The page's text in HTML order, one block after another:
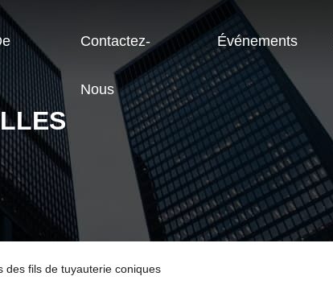
Contactez-
Nous
Événements
des fils de tuyauterie coniques